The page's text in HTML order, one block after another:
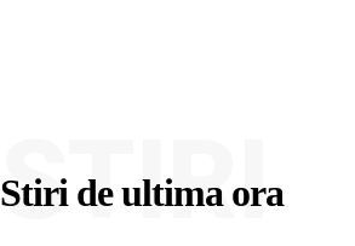
Stiri de ultima ora
STIRI